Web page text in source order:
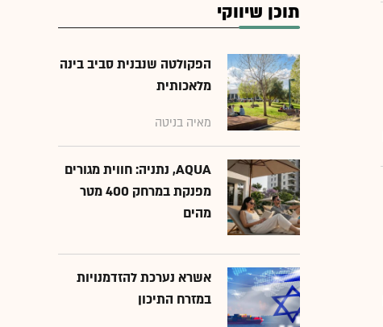
תוכן שיווקי
הפקולטה שנבנית סביב בינה
מלאכותית
מאיה בניטה
AQUA, נתניה: חווית מגורים
מפנקת במרחק 400 מטר
מהים
אשרא נערכת להזדמנויות
במזרח התיכון